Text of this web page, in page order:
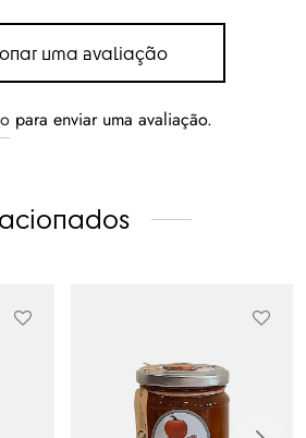
uma avaliação
para enviar uma avaliação.